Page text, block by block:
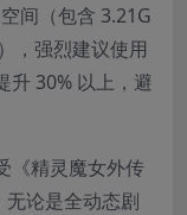
间（包含 3.21G
，强烈建议使用
升 30% 以上，避
《精灵魔女外传
论是全动态剧